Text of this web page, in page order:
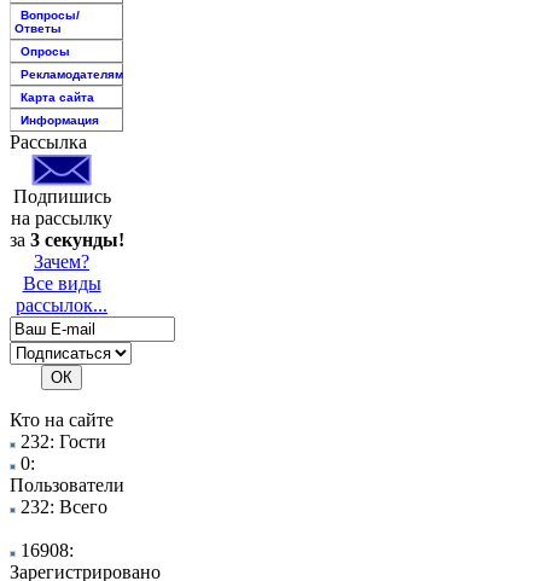
Вопросы/
Ответы
Опросы
Рекламодателям
Карта сайта
Информация
Рассылка
Подпишись
на рассылку
за 3 секунды!
Зачем?
Все виды
рассылок...
Кто на сайте
232: Гости
0:
Пользователи
232: Всего
16908:
Зарегистрировано